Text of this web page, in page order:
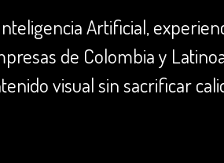
Artificial,
de Colombia y
visual sin sacrificar